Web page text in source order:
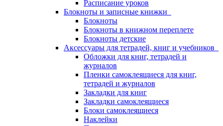
Расписание уроков
Блокноты и записные книжки
Блокноты
Блокноты в книжном переплете
Блокноты детские
Аксессуары для тетрадей, книг и учебников
Обложки для книг, тетрадей и
журналов
Пленки самоклеящиеся для книг,
тетрадей и журналов
Закладки для книг
Закладки самоклеящиеся
Блоки самоклеящиеся
Наклейки